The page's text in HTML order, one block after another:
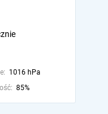
1016 hPa
85%